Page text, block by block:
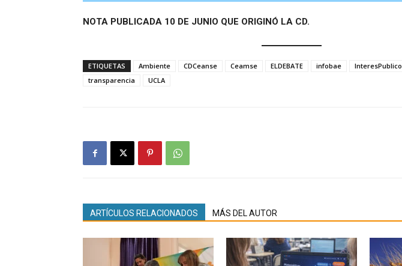
NOTA PUBLICADA 10 DE JUNIO QUE ORIGINÓ LA CD.
ETIQUETAS Ambiente CDCeanse Ceamse ELDEBATE infobae InteresPublico
transparencia
UCLA
ARTÍCULOS RELACIONADOS MÁS DEL AUTOR